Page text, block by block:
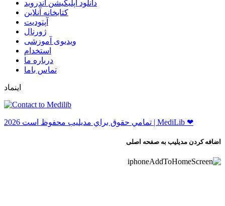
دانلود اپلیکیشن اندروید
ﮐﺘﺎﺑﺨﺎﻧﻪ ﺁﻧﻼﯾﻦ
ﺁﭘﺘﻮﺩﯾﺖ
ﮊﻭﺭﻧﺎﻝ
ویدیوی آموزشی
استخدام
درباره ما
ﺗﻤﺎﺱ ﺑﺎﻣﺎ
اینماد
ﺗﻤﺎﻣﻲ ﺣﻘﻮﻕ ﺑﺮاﻱ ﻣﺪﻳﻠﻴﺐ ﻣﺤﻔﻮﻅ اﺳﺖ 2026 | MediLib ❤
اضافه کردن مدیلیب به صفحه اصلی